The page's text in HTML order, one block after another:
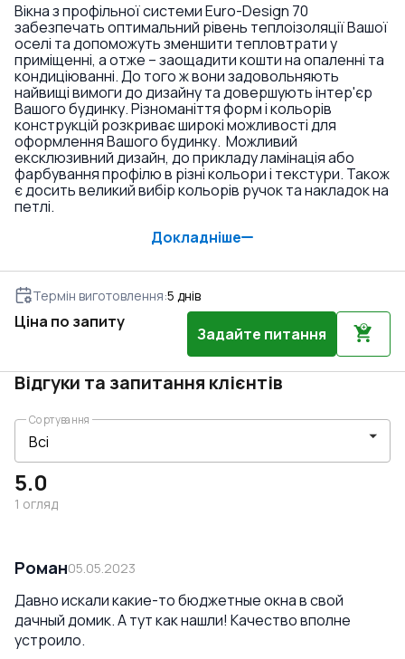
Вікна з профільної системи Euro-Design 70
забезпечать оптимальний рівень теплоізоляції Вашої
оселі та допоможуть зменшити тепловтрати у
приміщенні, а отже – заощадити кошти на опаленні та
кондиціюванні. До того ж вони задовольняють
найвищі вимоги до дизайну та довершують інтер'єр
Вашого будинку. Різноманіття форм і кольорів
конструкцій розкриває широкі можливості для
оформлення Вашого будинку. Можливий
ексклюзивний дизайн, до прикладу ламінація або
фарбування профілю в різні кольори і текстури. Також
є досить великий вибір кольорів ручок та накладок на
петлі.
Докладніше
Термін виготовлення:5 днів
Ціна по запиту
Задайте питання
Відгуки та запитання клієнтів
5.0
1 огляд
Сортування
Роман05.05.2023
Давно искали какие-то бюджетные окна в свой
дачный домик. А тут как нашли! Качество вполне
устроило.